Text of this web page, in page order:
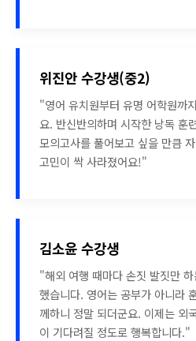
위진안 수강생(중2)
"영어 유치원부터 유명 어학원까
요. 반신반의하며 시작한 낭독 훈
모의고사를 풀어보고 싶을 만큼
고민이 싹 사라졌어요!"
김소윤 수강생
"해외 여행 때마다 손짓 발짓만
했습니다. 영어는 공부가 아니라
께하니 정말 되더군요. 이제는 외
이 기다려질 정도로 행복합니다."